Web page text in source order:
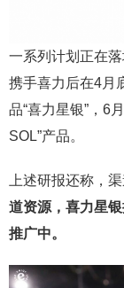
一系列计划正在
携手喜力后在4月
品“喜力星银”，6
SOL”产品。
上述研报还称，
道资源，喜力星
推广中。